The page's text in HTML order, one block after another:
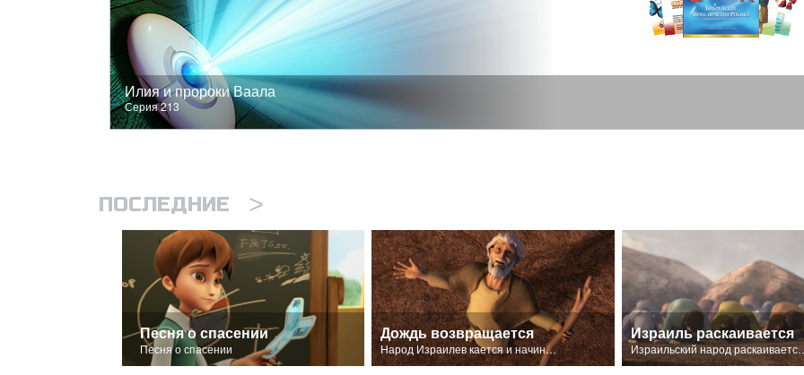
Илия и пророки Ваала
Серия 213
ПОСЛЕДНИЕ >
Песня о спасении
Песня о спасении
Дождь возвращается
Народ Израилев кается и начинается дождь.
Израиль раскаивается
Израильский народ раскаивается и провозглашает,